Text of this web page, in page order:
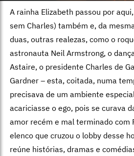
A rainha Elizabeth passou por
sem Charles) também e, da
duas, outras realezas, como o
astronauta Neil Armstrong, o
Astaire, o presidente Charles de
Gardner – esta, coitada, numa
precisava de um ambiente
acariciasse o ego, pois se curava
amor recém e mal terminado com
elenco que cruzou o lobby desse
reúne histórias, dramas e